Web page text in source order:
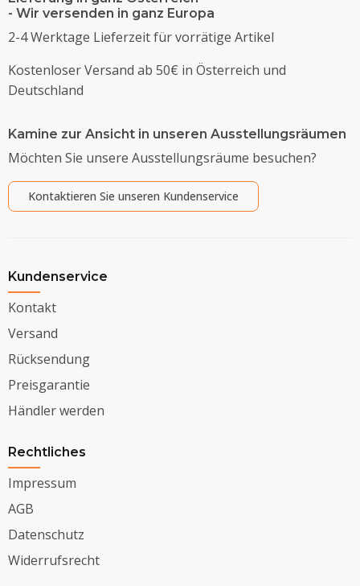
- Wir versenden in ganz Europa
2-4 Werktage Lieferzeit für vorrätige Artikel
Kostenloser Versand ab 50€ in Österreich und
Deutschland
Kamine zur Ansicht in unseren Ausstellungsräumen
Möchten Sie unsere Ausstellungsräume besuchen?
Kontaktieren Sie unseren Kundenservice
Kundenservice
Kontakt
Versand
Rücksendung
Preisgarantie
Händler werden
Rechtliches
Impressum
AGB
Datenschutz
Widerrufsrecht